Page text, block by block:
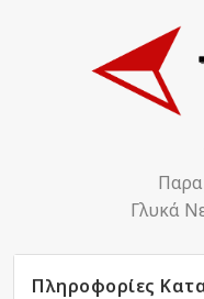
Γλυκά
Πληροφορίες